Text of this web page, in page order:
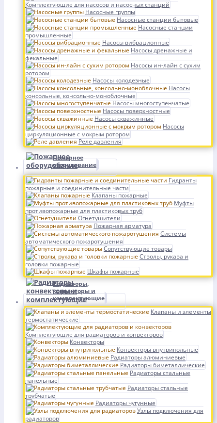
Комплектующие для насосов и насосных станций
Насосные группы
Насосные станции бытовые
Насосные станции
промышленные
Насосы вибрационные
Насосы дренажные и
фекальные
Насосы ин-лайн с сухим
ротором
Насосы колодезные
Насосы
консольные, консольно-моноблочные
Насосы многоступенчатые
Насосы поверхностные
Насосы скважинные
Насосы
циркуляционные с мокрым ротором
Реле давления
Пожарное
оборудование
Гидранты
пожарные и соединительные части
Клапаны пожарные
Муфты
противопожарные для пластиковых труб
Огнетушители
Пожарная арматура
Системы
автоматического пожаротушения
Сопутствующие товары
Стволы, рукава и
головки пожарные
Шкафы пожарные
Радиаторы,
конвекторы и
комплектующие
Клапаны и элементы
термостатические
Комплектующие для радиаторов и конвекторов
Конвекторы
Конвекторы внутрипольные
Радиаторы алюминиевые
Радиаторы биметаллические
Радиаторы стальные
панельные
Радиаторы стальные
трубчатые
Радиаторы чугунные
Узлы подключения для
радиаторов